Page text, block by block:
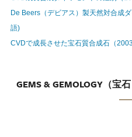
De Beers（デビアス）製天然対合成
語)
CVDで成長させた宝石質合成石（
GEMS & GEMOLOGY（宝